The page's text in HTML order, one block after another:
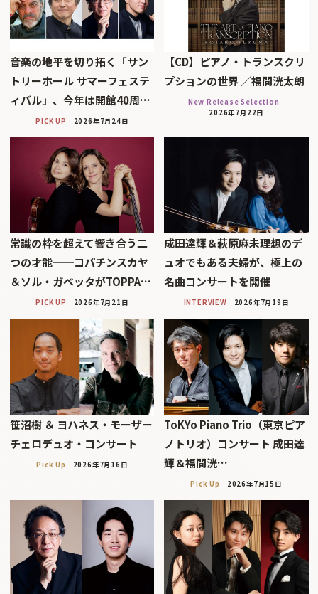
音楽の地平を切り拓く「サン
トリーホール サマーフェステ
ィバル」、今年は開館40周…
PICK UP 2026年7月24日
【CD】ピアノ・トランスクリ
プションの世界 ／福間洸太朗
New Release Selection
2026年7月22日
常識の枠を超えて響き合う二
つの才能──コパチンスカヤ
＆ソル・ガベッタがTOPPA…
PICK UP 2026年7月21日
成田達輝＆萩原麻未理想のデ
ュオでもある夫婦が、極上の
名曲コンサートを開催
INTERVIEW 2026年7月19日
笹沼樹 ＆ ヨハネス・モーザー
チェロデュオ・コンサート
Pick Up 2026年7月16日
ToKYo Piano Trio（東京ピア
ノトリオ）コンサート 成田達
輝＆福間洸…
Pick Up 2026年7月15日